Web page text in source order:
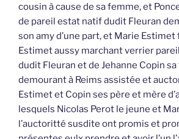
cousin à cause de sa femme, et
de pareil estat natif dudit Fleuran
son amy d’une part, et Marie Estimet
Estimet aussy marchant verrier
dudit Fleuran et de Jehanne Copin
demourant à Reims assistée et
Estimet et Copin ses père et mère
lesquels Nicolas Perot le jeune et
l’auctoritté susdite ont promis et